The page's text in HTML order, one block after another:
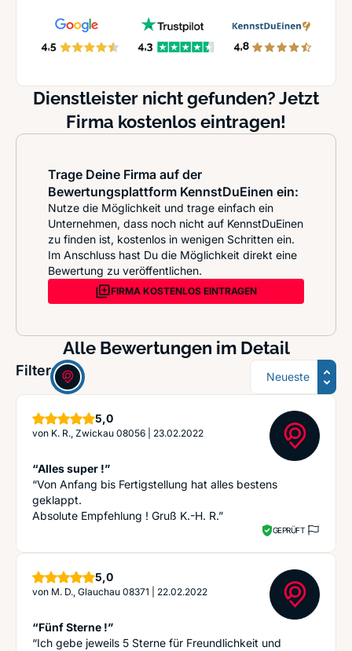
Dienstleister nicht gefunden? Jetzt
Firma kostenlos eintragen!
Trage Deine Firma auf der
Bewertungsplattform KennstDuEinen ein:
Nutze die Möglichkeit und trage einfach ein
Unternehmen, dass noch nicht auf KennstDuEinen
zu finden ist, kostenlos in wenigen Schritten ein.
Im Anschluss hast Du die Möglichkeit direkt eine
Bewertung zu veröffentlichen.
FIRMA KOSTENLOS EINTRAGEN
Alle Bewertungen im Detail
Filter: Sortierung
5,0Sterne
von K. R., Zwickau 08056 23.02.2022
“Alles super !”
“Von Anfang bis Fertigstellung hat alles bestens
geklappt.
Absolute Empfehlung ! Gruß K.-H. R.”
GEPRÜFT
5,0Sterne
von M. D., Glauchau 08371 22.02.2022
“Fünf Sterne !”
“Ich gebe jeweils 5 Sterne für Freundlichkeit und